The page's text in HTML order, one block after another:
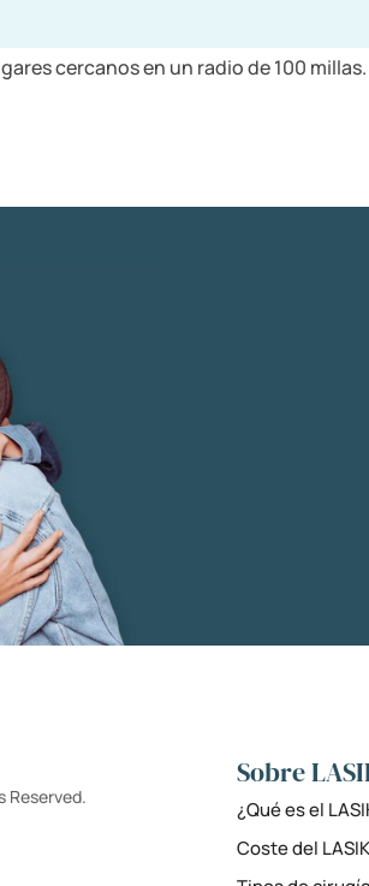
cercanos en un radio de 100 millas.
Reserved.
Sobre
¿Qué es el
Coste del LASIK